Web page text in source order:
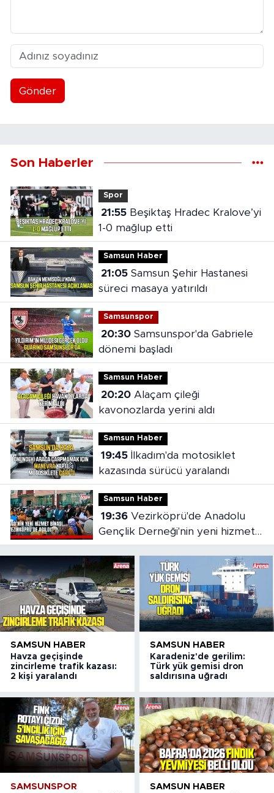
Gönder
Son Haberler
Spor
21:55Beşiktaş Hradec Kralove’yi
1-0 mağlup etti
Samsun Haber
21:05Samsun Şehir Hastanesi
süreci masaya yatırıldı
Samsunspor
20:30Samsunspor'da Gabriele
dönemi başladı
Samsun Haber
20:20Alaçam çileği
kavonozlarda yerini aldı
Samsun Haber
19:45İlkadım'da motosiklet
kazasında sürücü yaralandı
Samsun Haber
19:36Vezirköprü'de Anadolu
Gençlik Derneği'nin yeni hizmet
binası açıldı
SAMSUN HABER
Havza geçişinde
zincirleme trafik kazası:
2 kişi yaralandı
SAMSUN HABER
Karadeniz'de gerilim:
Türk yük gemisi dron
saldırısına uğradı
SAMSUNSPOR SAMSUN HABER